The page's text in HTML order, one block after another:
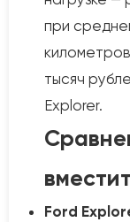
при
тысяч
Explorer.
Ford